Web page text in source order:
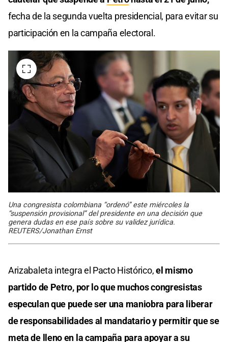
fecha de la segunda vuelta presidencial, para evitar su
participación en la campaña electoral.
Una congresista colombiana “ordenó” este miércoles la
“suspensión provisional” del presidente en una decisión que
genera dudas en ese país sobre su validez jurídica.
REUTERS/Jonathan Ernst
Arizabaleta integra el Pacto Histórico,el mismo
partido de Petro, por lo que muchos congresistas
especulan que puede ser una maniobra para liberar
de responsabilidades al mandatario y permitir que se
meta de lleno en la campaña para apoyar a su